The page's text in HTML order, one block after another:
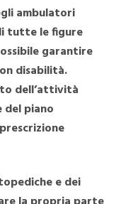
ambulatori
tutte le figure
garantire
disabilità.
dell’attività
del piano
e dei